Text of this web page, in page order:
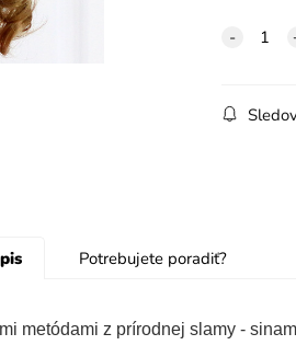
Potrebujete poradiť?
metódami z prírodnej slamy -